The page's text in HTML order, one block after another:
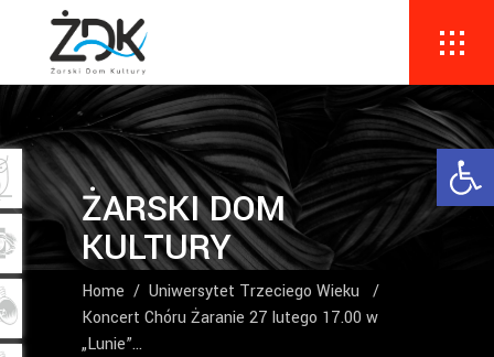
ŻARSKI DOM
KULTURY
Home / Uniwersytet Trzeciego Wieku
/
Koncert Chóru Żaranie 27 lutego 17.00 w
„Lunie”…